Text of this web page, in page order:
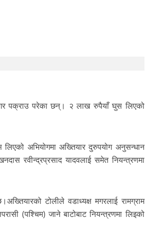
मगर पक्राउ परेका छन्। २ लाख रुपैयाँ घुस लिएको
लिएको अभियोगमा अख्तियार दुरुपयोग अनुसन्धान
रवीन्द्रप्रसाद यादवलाई समेत नियन्त्रणमा
टोलीले वडाध्यक्ष मगरलाई रामग्राम
(पश्चिम) जाने बाटोबाट नियन्त्रणमा लिइको